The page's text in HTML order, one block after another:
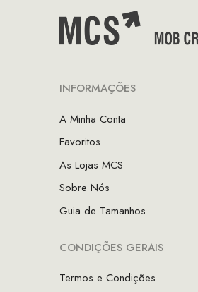
INFORMAÇÕES
A Minha Conta
Favoritos
As Lojas MCS
Sobre Nós
Guia de Tamanhos
CONDIÇÕES GERAIS
Termos e Condições